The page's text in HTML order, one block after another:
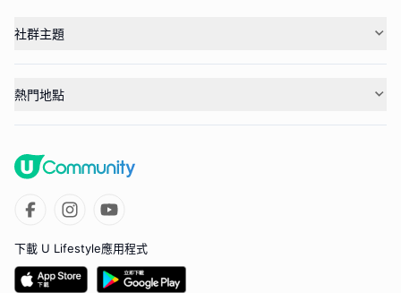
社群主題
熱門地點
下載 U Lifestyle應用程式